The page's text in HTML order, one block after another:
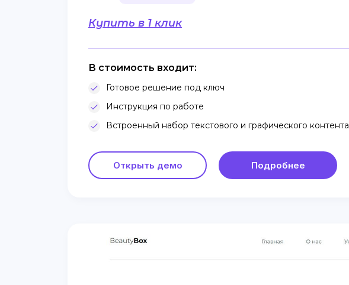
Купить в 1 клик
В стоимость входит:
Готовое решение под ключ
Инструкция по работе
Встроенный набор текстового и графического контента
Открыть демо Подробнее